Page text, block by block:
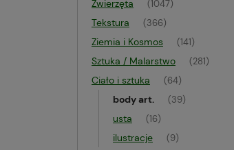
Zwierzęta (1047)
Tekstura (366)
Ziemia i Kosmos (141)
Sztuka / Malarstwo (281)
Ciało i sztuka (64)
body art. (39)
usta (16)
ilustracje (9)